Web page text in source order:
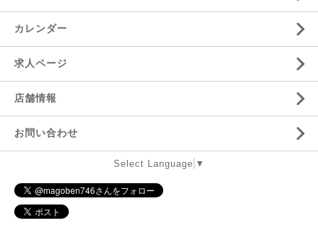
カレンダー
求人ページ
店舗情報
お問い合わせ
Select Language ▼